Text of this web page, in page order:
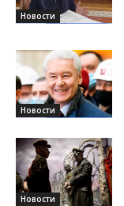
Новости
Новости
Новости